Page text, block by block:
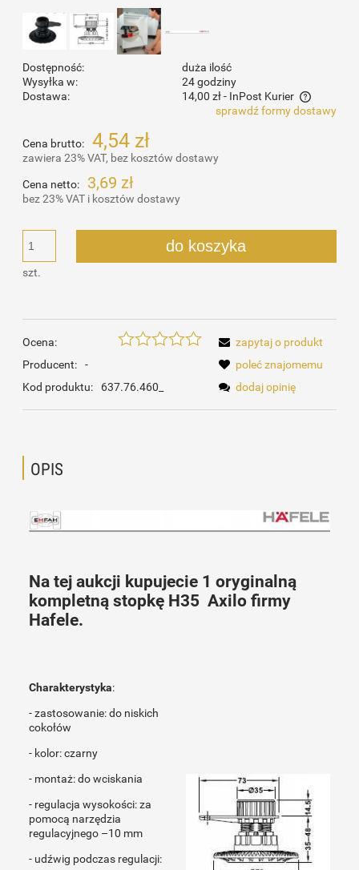
Dostępność:
duża ilość
Wysyłka w:
24 godziny
Dostawa:
14,00 zł- InPost Kurier
Cena nie zawiera ewentualnych kosztów płatnościsprawdź formy dostawy
Cena brutto: 4,54 zł
zawiera 23% VAT, bez kosztów dostawy
Cena netto: 3,69 zł
bez 23% VAT i kosztów dostawy
szt.
do koszyka
Ocena:
Producent:
-
Kod produktu:
637.76.460_
zapytaj o produkt
poleć znajomemu
dodaj opinię
OPIS
Na tej aukcji kupujecie 1 oryginalną
kompletną stopkę H35 Axilo firmy
Hafele.
Charakterystyka:
- zastosowanie: do niskich
cokołów
- kolor: czarny
- montaż: do wciskania
- regulacja wysokości: za
pomocą narzędzia
regulacyjnego –10 mm
- udźwig podczas regulacji: